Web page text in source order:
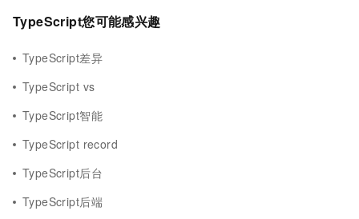
TypeScript您可能感兴趣
TypeScript差异
TypeScript vs
TypeScript智能
TypeScript record
TypeScript后台
TypeScript后端